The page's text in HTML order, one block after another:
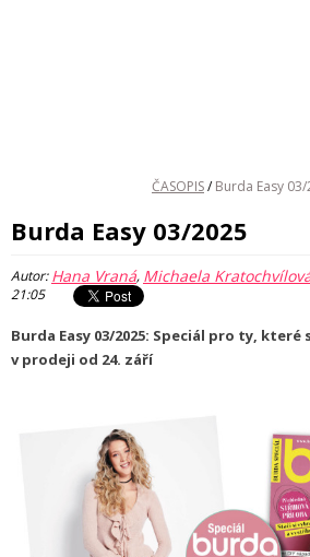
ČASOPIS/ Burda Easy
Burda Easy 03/2025
Autor:Hana Vraná, Michaela
21:05
Burda Easy 03/2025: Speciál pro ty,
v prodeji od 24. září